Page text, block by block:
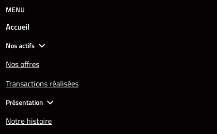
MENU
Accueil
Nos actifs
Nos offres
Transactions réalisées
Présentation
Notre histoire